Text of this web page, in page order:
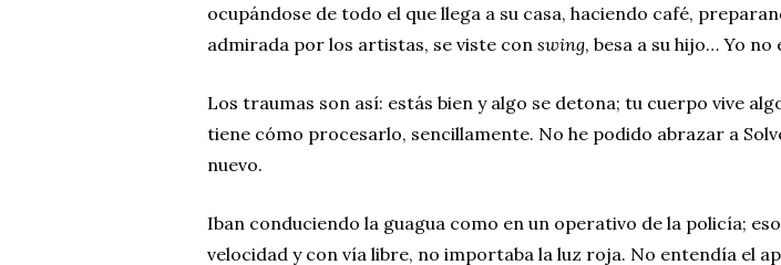
ocupándose de todo el que llega a su casa, haciendo café,
admirada por los artistas, se viste con swing, besa a su hijo… Yo
Los traumas son así: estás bien y algo se detona; tu cuerpo vive
tiene cómo procesarlo, sencillamente. No he podido abrazar a
nuevo.
Iban conduciendo la guagua como en un operativo de la policía;
velocidad y con vía libre, no importaba la luz roja. No entendía el